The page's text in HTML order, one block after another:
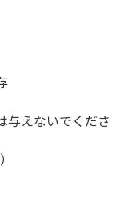
えないでくださ